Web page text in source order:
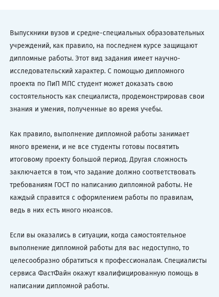
Выпускники вузов и средне-специальных образовательных
учреждений, как правило, на последнем курсе защищают
дипломные работы. Этот вид задания имеет научно-
исследовательский характер. С помощью дипломного
проекта по ПиП МПС студент может доказать свою
состоятельность как специалиста, продемонстрировав свои
знания и умения, полученные во время учебы.
Как правило, выполнение дипломной работы занимает
много времени, и не все студенты готовы посвятить
итоговому проекту большой период. Другая сложность
заключается в том, что задание должно соответствовать
требованиям ГОСТ по написанию дипломной работы. Не
каждый справится с оформлением работы по правилам,
ведь в них есть много нюансов.
Если вы оказались в ситуации, когда самостоятельное
выполнение дипломной работы для вас недоступно, то
целесообразно обратиться к профессионалам. Специалисты
сервиса ФастФайн окажут квалифицированную помощь в
написании дипломной работы.